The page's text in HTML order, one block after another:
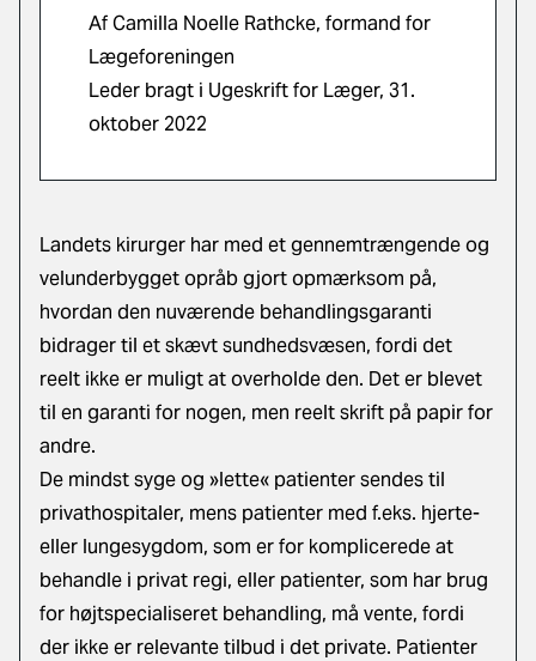
Af Camilla Noelle Rathcke, formand for
Lægeforeningen
Leder bragt i Ugeskrift for Læger, 31.
oktober 2022
Landets kirurger har med et gennemtrængende og
velunderbygget opråb gjort opmærksom på,
hvordan den nuværende behandlingsgaranti
bidrager til et skævt sundhedsvæsen, fordi det
reelt ikke er muligt at overholde den. Det er blevet
til en garanti for nogen, men reelt skrift på papir for
andre.
De mindst syge og »lette« patienter sendes til
privathospitaler, mens patienter med f.eks. hjerte-
eller lungesygdom, som er for komplicerede at
behandle i privat regi, eller patienter, som har brug
for højtspecialiseret behandling, må vente, fordi
der ikke er relevante tilbud i det private. Patienter